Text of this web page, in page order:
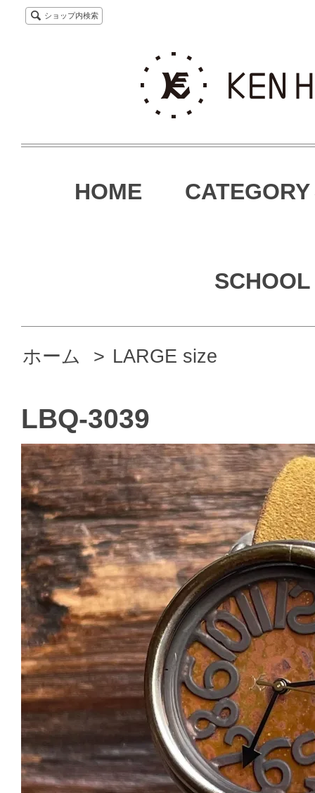
ショップ内検索
HOME CATEGORY
SCHOOL
ホーム > LARGE size
LBQ-3039